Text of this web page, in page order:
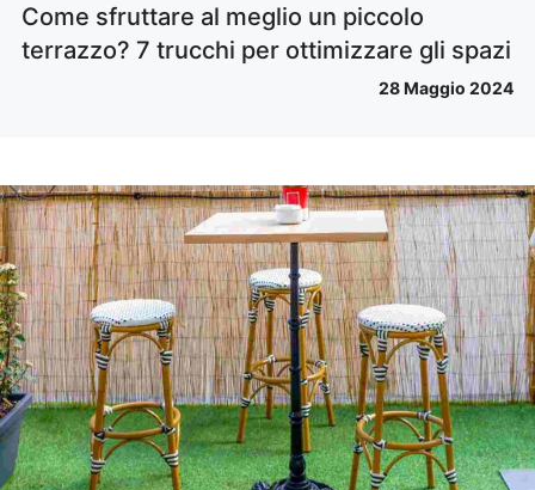
Come sfruttare al meglio un piccolo
terrazzo? 7 trucchi per ottimizzare gli spazi
28 Maggio 2024